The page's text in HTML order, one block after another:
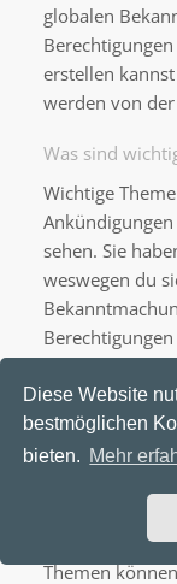
Diese Website
bestmöglichen
bieten. Mehr
globalen
erstellen
werden von
Was sind
Wichtige
sehen. Sie
weswegen du
kannst oder
Administration
Was sind
Geschlossene
mehr
laufende
Themen